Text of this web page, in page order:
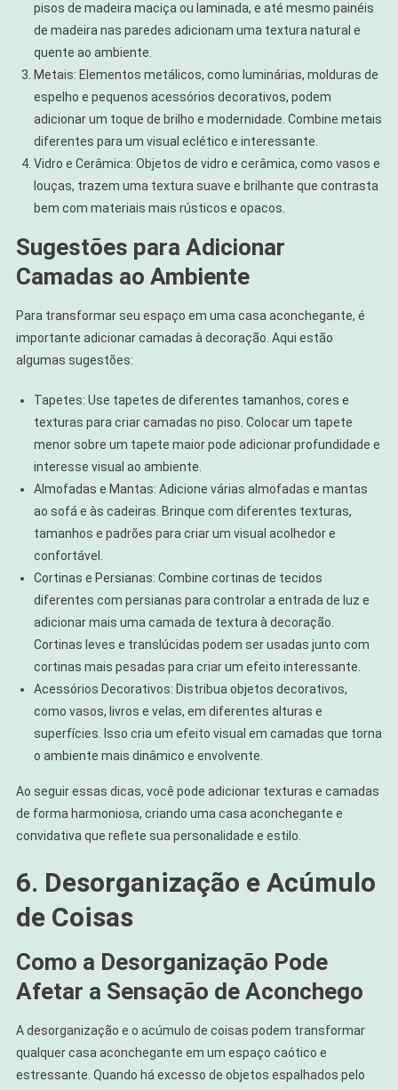
pisos de madeira maciça ou laminada, e até mesmo painéis
de madeira nas paredes adicionam uma textura natural e
quente ao ambiente.
Metais: Elementos metálicos, como luminárias, molduras de
espelho e pequenos acessórios decorativos, podem
adicionar um toque de brilho e modernidade. Combine metais
diferentes para um visual eclético e interessante.
Vidro e Cerâmica: Objetos de vidro e cerâmica, como vasos e
louças, trazem uma textura suave e brilhante que contrasta
bem com materiais mais rústicos e opacos.
Sugestões para Adicionar
Camadas ao Ambiente
Para transformar seu espaço em uma casa aconchegante, é
importante adicionar camadas à decoração. Aqui estão
algumas sugestões:
Tapetes: Use tapetes de diferentes tamanhos, cores e
texturas para criar camadas no piso. Colocar um tapete
menor sobre um tapete maior pode adicionar profundidade e
interesse visual ao ambiente.
Almofadas e Mantas: Adicione várias almofadas e mantas
ao sofá e às cadeiras. Brinque com diferentes texturas,
tamanhos e padrões para criar um visual acolhedor e
confortável.
Cortinas e Persianas: Combine cortinas de tecidos
diferentes com persianas para controlar a entrada de luz e
adicionar mais uma camada de textura à decoração.
Cortinas leves e translúcidas podem ser usadas junto com
cortinas mais pesadas para criar um efeito interessante.
Acessórios Decorativos: Distribua objetos decorativos,
como vasos, livros e velas, em diferentes alturas e
superfícies. Isso cria um efeito visual em camadas que torna
o ambiente mais dinâmico e envolvente.
Ao seguir essas dicas, você pode adicionar texturas e camadas
de forma harmoniosa, criando uma casa aconchegante e
convidativa que reflete sua personalidade e estilo.
6. Desorganização e Acúmulo
de Coisas
Como a Desorganização Pode
Afetar a Sensação de Aconchego
A desorganização e o acúmulo de coisas podem transformar
qualquer casa aconchegante em um espaço caótico e
estressante. Quando há excesso de objetos espalhados pelo